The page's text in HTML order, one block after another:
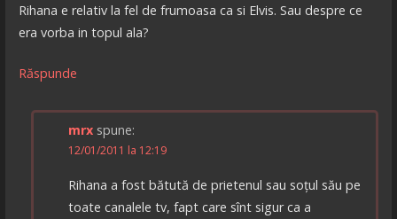
Rihana e relativ la fel de frumoasa ca si Elvis. Sau despre ce
era vorba in topul ala?
Răspunde
mrx spune:
12/01/2011 la 12:19
Rihana a fost bătută de prietenul sau soțul său pe
toate canalele tv, fapt care sînt sigur ca a